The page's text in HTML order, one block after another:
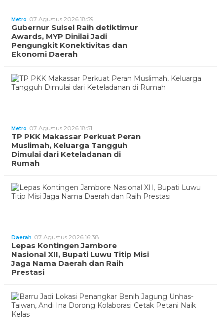
Metro 07 Agustus 2026 18:59
Gubernur Sulsel Raih detiktimur
Awards, MYP Dinilai Jadi
Pengungkit Konektivitas dan
Ekonomi Daerah
Metro 07 Agustus 2026 18:51
TP PKK Makassar Perkuat Peran
Muslimah, Keluarga Tangguh
Dimulai dari Keteladanan di
Rumah
Daerah 07 Agustus 2026 16:38
Lepas Kontingen Jambore
Nasional XII, Bupati Luwu Titip Misi
Jaga Nama Daerah dan Raih
Prestasi